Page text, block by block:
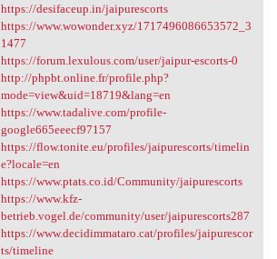
https://desifaceup.in/jaipurescorts
https://www.wowonder.xyz/1717496086653572_3
1477
https://forum.lexulous.com/user/jaipur-escorts-0
http://phpbt.online.fr/profile.php?
mode=view&uid=18719&lang=en
https://www.tadalive.com/profile-
google665eeecf97157
https://flow.tonite.eu/profiles/jaipurescorts/timelin
e?locale=en
https://www.ptats.co.id/Community/jaipurescorts
https://www.kfz-
betrieb.vogel.de/community/user/jaipurescorts287
https://www.decidimmataro.cat/profiles/jaipurescor
ts/timeline